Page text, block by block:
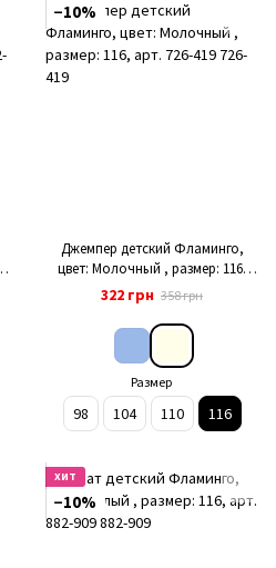
−10%
Джемпер детский Фламинго,
цвет: Молочный , размер: 116,
арт. 726-419
322 грн 358 грн
Размер
98 104 110 116
ХИТ
−10%